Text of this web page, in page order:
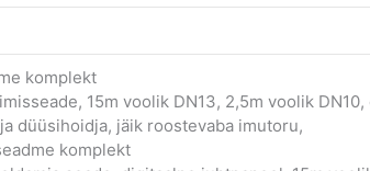
komplekt
15m voolik DN13, 2,5m voolik
düüsihoidja, jäik roostevaba imutoru,
komplekt